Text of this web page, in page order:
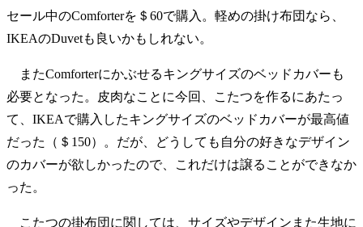
セール中のComforterを＄60で購入。軽めの掛け布団なら、
IKEAのDuvetも良いかもしれない。
またComforterにかぶせるキングサイズのベッドカバーも
必要となった。皮肉なことに今回、こたつを作るにあたっ
て、IKEAで購入したキングサイズのベッドカバーが最高値
だった（＄150）。だが、どうしても自分の好きなデザイン
のカバーが欲しかったので、これだけは譲ることができなか
った。
こたつの掛布団に関しては、サイズやデザインまた生地に